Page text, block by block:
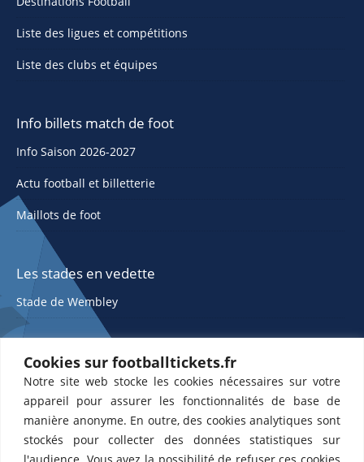
Cookies sur footballtickets.fr
Notre site web stocke les cookies nécessaires sur votre
appareil pour assurer les fonctionnalités de base de
manière anonyme. En outre, des cookies analytiques sont
stockés pour collecter des données statistiques sur
l'audience. Vous avez la possibilité de refuser ces cookies
Liste des ligues et compétitions
Liste des clubs et équipes
Info billets match de foot
Info Saison 2026-2027
Actu football et billetterie
Maillots de foot
Les stades en vedette
Stade de Wembley
ETTS 365 SL, Rambla de Catalunya 38, 8, 1, 08007 Barcelone, Espagne |